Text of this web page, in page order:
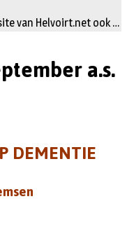
van Helvoirt.net ook …
a.s.
DEMENTIE